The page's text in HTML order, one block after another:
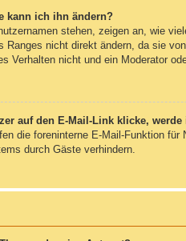
kann ich ihn ändern?
stehen, zeigen an, wie
Ranges nicht direkt ändern, da sie
Verhalten nicht und ein Moderator
auf den E-Mail-Link klicke,
die foreninterne E-Mail-Funktion
durch Gäste verhindern.